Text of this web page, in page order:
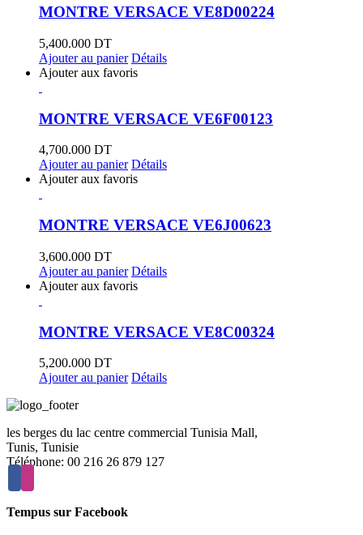
MONTRE VERSACE VE8D00224
5,400.000 DT
Ajouter au panier Détails
Ajouter aux favoris
MONTRE VERSACE VE6F00123
4,700.000 DT
Ajouter au panier Détails
Ajouter aux favoris
MONTRE VERSACE VE6J00623
3,600.000 DT
Ajouter au panier Détails
Ajouter aux favoris
MONTRE VERSACE VE8C00324
5,200.000 DT
Ajouter au panier Détails
les berges du lac centre commercial Tunisia Mall,
Tunis, Tunisie
Téléphone: 00 216 26 879 127
Tempus sur Facebook